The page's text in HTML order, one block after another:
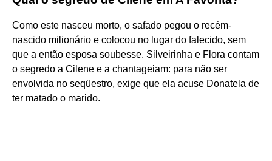
Como este nasceu morto, o safado pegou o recém-
nascido milionário e colocou no lugar do falecido, sem
que a então esposa soubesse. Silveirinha e Flora contam
o segredo a Cilene e a chantageiam: para não ser
envolvida no seqüestro, exige que ela acuse Donatela de
ter matado o marido.